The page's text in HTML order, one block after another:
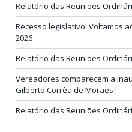
Relatório das Reuniões
Recesso legislativo! Voltamos
2026
Relatório das Reuniões
Vereadores comparecem a
Gilberto Corrêa de Moraes !
Relatório das Reuniões